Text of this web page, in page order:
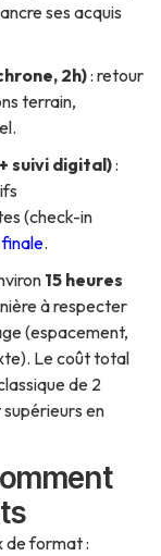
ses acquis
2h): retour
terrain,
suivi digital):
(check-in
.
15 heures
à respecter
(espacement,
Le coût total
de 2
en
de format :